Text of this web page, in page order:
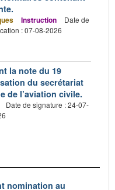
Instruction
Date de
: 07-08-2026
la note du 19
du secrétariat
de l’aviation civile.
Date de signature : 24-07-
nomination au